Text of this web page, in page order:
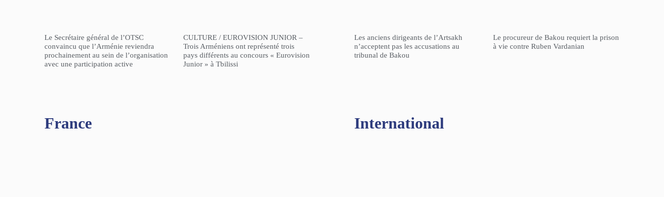
Le Secrétaire général de l’OTSC
convaincu que l’Arménie reviendra
prochainement au sein de l’organisation
avec une participation active
CULTURE / EUROVISION JUNIOR –
Trois Arméniens ont représenté trois
pays différents au concours « Eurovision
Junior » à Tbilissi
Les anciens dirigeants de l’Artsakh
n’acceptent pas les accusations au
tribunal de Bakou
Le procureur de Bakou requiert la prison
à vie contre Ruben Vardanian
France International